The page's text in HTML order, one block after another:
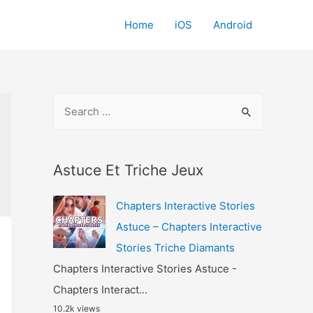
Home iOS Android
r
h
f
o
r
:
Astuce Et Triche Jeux
Chapters Interactive Stories
Astuce – Chapters Interactive
Stories Triche Diamants
Chapters Interactive Stories Astuce -
Chapters Interact...
10.2k views